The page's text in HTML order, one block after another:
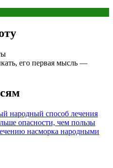
его первая мысль —
народный способ лечения
опасности, чем пользы
насморка народными